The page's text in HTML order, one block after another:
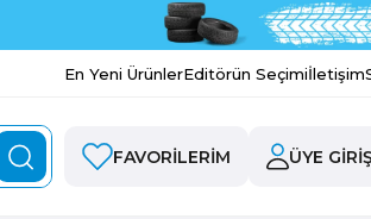
En Yeni ÜrünlerEditörün Seçimiİletişim
FAVORILERIM ÜYE